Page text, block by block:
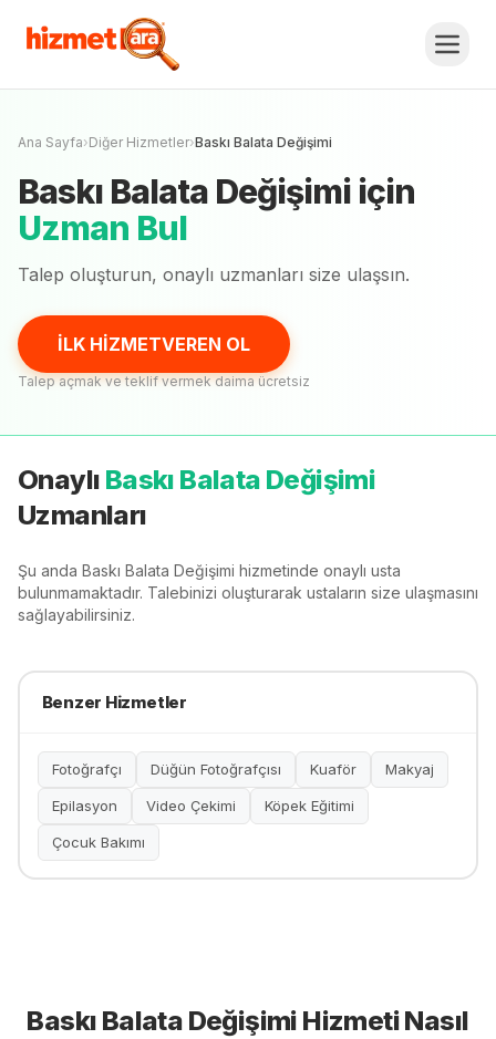
Baskı Balata DeğişimiFiyat Teklifi Al,
Karşılaştır.
İLK HİZMETVEREN OL
Ana Sayfa›Diğer Hizmetler›Baskı Balata Değişimi
Baskı Balata Değişimi için
Uzman Bul
Talep oluşturun, onaylı uzmanları size ulaşsın.
İLK HİZMETVEREN OL
Talep açmak ve teklif vermek daima ücretsiz
Onaylı Baskı Balata Değişimi
Uzmanları
Şu anda Baskı Balata Değişimi hizmetinde onaylı usta
bulunmamaktadır. Talebinizi oluşturarak ustaların size ulaşmasını
sağlayabilirsiniz.
Benzer Hizmetler
Fotoğrafçı Düğün Fotoğrafçısı Kuaför Makyaj
Epilasyon Video Çekimi Köpek Eğitimi
Çocuk Bakımı
Baskı Balata Değişimi Hizmeti Nasıl